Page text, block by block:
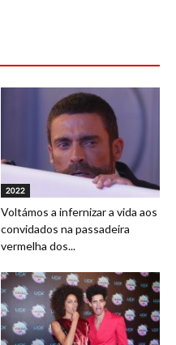
2022
Voltámos a infernizar a vida aos
convidados na passadeira
vermelha dos...